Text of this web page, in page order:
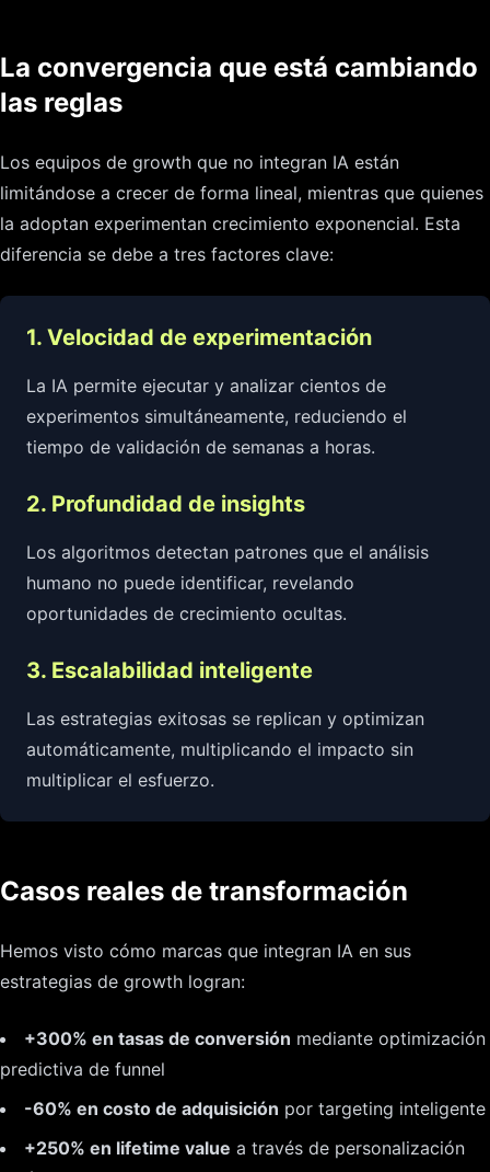
La convergencia que está cambiando
las reglas
Los equipos de growth que no integran IA están
limitándose a crecer de forma lineal, mientras que quienes
la adoptan experimentan crecimiento exponencial. Esta
diferencia se debe a tres factores clave:
1. Velocidad de experimentación
La IA permite ejecutar y analizar cientos de
experimentos simultáneamente, reduciendo el
tiempo de validación de semanas a horas.
2. Profundidad de insights
Los algoritmos detectan patrones que el análisis
humano no puede identificar, revelando
oportunidades de crecimiento ocultas.
3. Escalabilidad inteligente
Las estrategias exitosas se replican y optimizan
automáticamente, multiplicando el impacto sin
multiplicar el esfuerzo.
Casos reales de transformación
Hemos visto cómo marcas que integran IA en sus
estrategias de growth logran:
+300% en tasas de conversión mediante optimización
predictiva de funnel
-60% en costo de adquisición por targeting inteligente
+250% en lifetime value a través de personalización